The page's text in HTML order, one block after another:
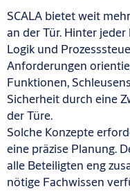
SCALA bietet weit
an der Tür. Hinter
Logik und
Anforderungen
Funktionen,
Sicherheit durch eine
der Türe.
Solche Konzepte
eine präzise Planung.
alle Beteiligten eng
nötige Fachwissen